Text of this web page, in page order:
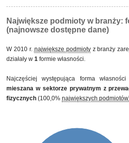
Największe podmioty w branży:
(najnowsze dostępne dane)
W 2010 r. największe podmiotyz branży
działały w 1 formie własności.
Najczęściej występująca forma
mieszana w sektorze prywatnym z
fizycznych (100,0% największych podmiotów